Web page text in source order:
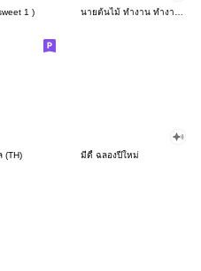
1 )
(TH) มีดี้ ฉลองปีใหม่